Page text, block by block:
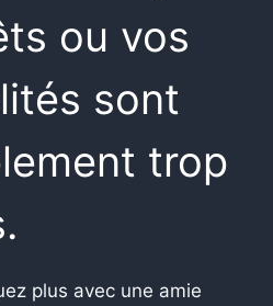
ou vos
sont
trop
plus avec une amie